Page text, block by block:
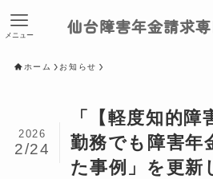
仙台障害年金請求
メニュー
ホーム お知らせ
「【軽度知的
勤務でも障害年
た事例」を更新
2026
2/24